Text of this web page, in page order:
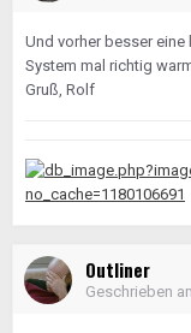
Und vorher besser
System mal richtig
Gruß, Rolf
Outliner
Geschrieben